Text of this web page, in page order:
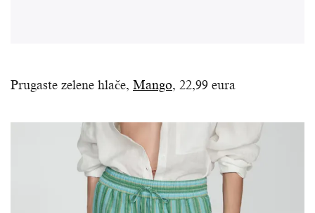
Prugaste zelene hlače, Mango, 22,99 eura